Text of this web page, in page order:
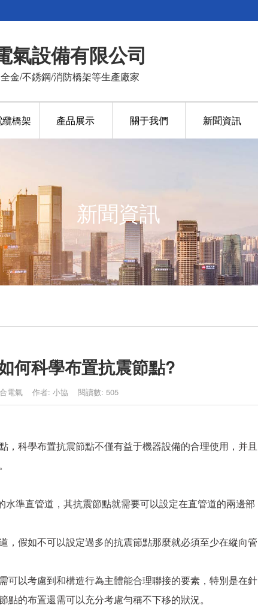
氣設備有限公司
金/不銹鋼/消防橋架等生產廠家
橋架 產品展示 關于我們 新聞資訊
新聞資訊
何科學布置抗震節點?
電氣 作者: 小協 閱讀數: 505
科學布置抗震節點不僅有益于機器設備的合理使用，并且
準直管道，其抗震節點就需要可以設定在直管道的兩邊部
假如不可以設定過多的抗震節點那麼就必須至少在縱向管
以考慮到和構造行為主體能合理聯接的要素，特別是在針
的布置還需可以充分考慮勻稱不下移的狀況。